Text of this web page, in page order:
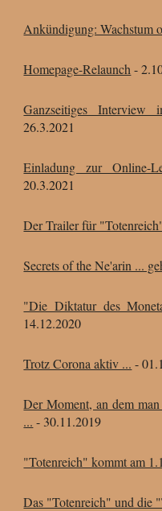
Ankündigung: Wachstum
Homepage-Relaunch -
Ganzseitiges Interview
26.3.2021
Einladung zur Online-
20.3.2021
Der Trailer für
Secrets of the Ne'arin ...
"Die Diktatur des
14.12.2020
Trotz Corona aktiv ... - 01
Der Moment, an dem
... - 30.11.2019
"Totenreich" kommt am
Das "Totenreich" und die